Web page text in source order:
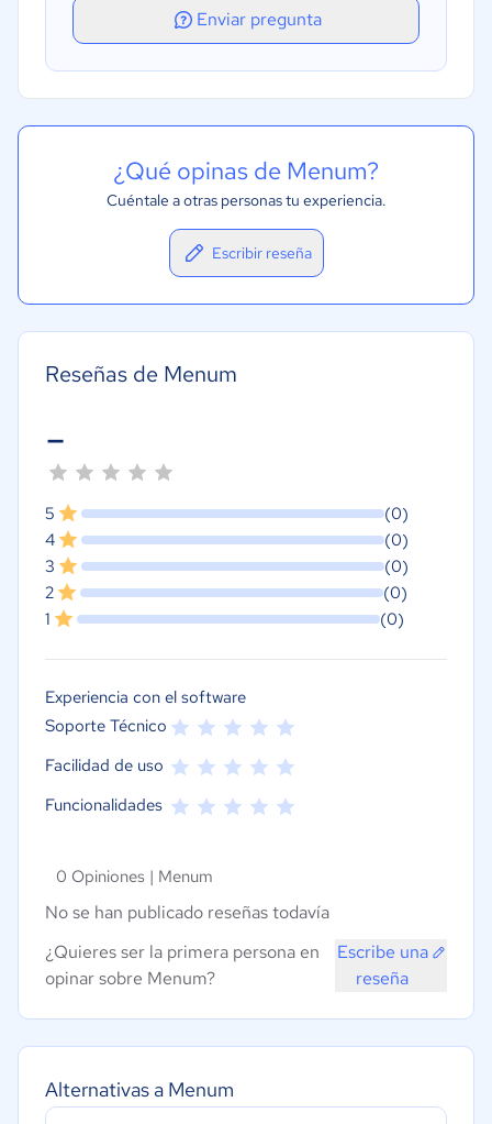
Alternativas a Menum
Enviar pregunta
¿Qué opinas de Menum?
Cuéntale a otras personas tu experiencia.
Escribir reseña
Reseñas de Menum
-
5
(0)
4
(0)
3
(0)
2
(0)
1
(0)
Experiencia con el software
Soporte Técnico
Facilidad de uso
Funcionalidades
0 Opiniones | Menum
No se han publicado reseñas todavía
¿Quieres ser la primera persona en
opinar sobre Menum?
Escribe una
reseña